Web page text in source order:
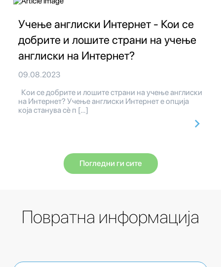
Учење англиски Интернет - Кои се
добрите и лошите страни на учење
англиски на Интернет?
09.08.2023
Кои се добрите и лошите страни на учење англиски
на Интернет? Учење англиски Интернет е опција
која станува сè п […]
Погледни ги сите
Повратна информација